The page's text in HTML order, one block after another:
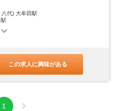
八代) 大牟田駅
この求人に興味がある
1